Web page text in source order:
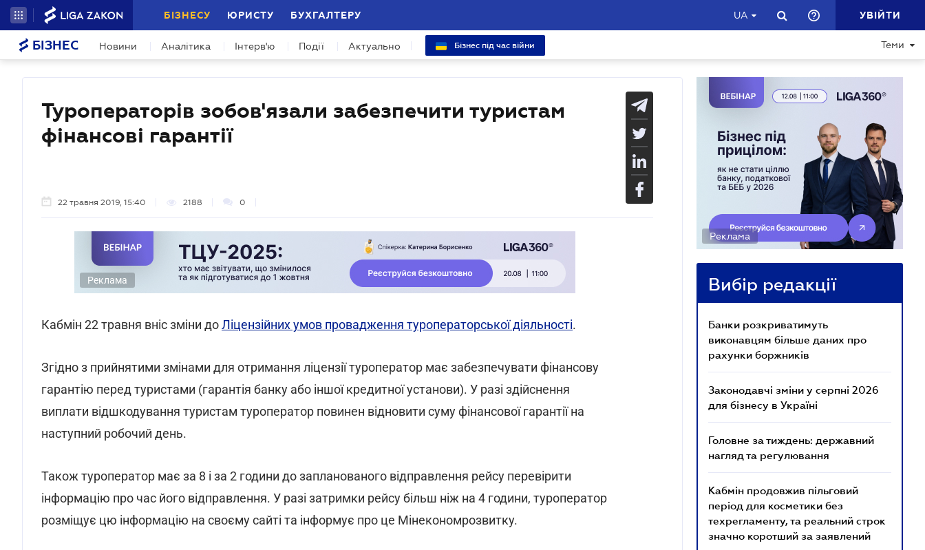
БІЗНЕСУ ЮРИСТУ БУХГАЛТЕРУ UA УВІЙТИ
БІЗНЕС Новини Аналітика Інтерв'ю Події Актуально Бізнес під час війни Теми
Туроператорів зобов'язали забезпечити туристам
фінансові гарантії
22 травня 2019, 15:40 2188 0
Реклама
Кабмін 22 травня вніс зміни доЛіцензійних умов провадження туроператорської діяльності.
Згідно з прийнятими змінами для отримання ліцензії туроператор має забезпечувати фінансову
гарантію перед туристами (гарантія банку або іншої кредитної установи). У разі здійснення
виплати відшкодування туристам туроператор повинен відновити суму фінансової гарантії на
наступний робочий день.
Також туроператор має за 8 і за 2 години до запланованого відправлення рейсу перевірити
інформацію про час його відправлення. У разі затримки рейсу більш ніж на 4 години, туроператор
розміщує цю інформацію на своєму сайті та інформує про це Мінекономрозвитку.
Реклама
Вибір редакції
Банки розкриватимуть
виконавцям більше даних про
рахунки боржників
Законодавчі зміни у серпні 2026
для бізнесу в Україні
Головне за тиждень: державний
нагляд та регулювання
Кабмін продовжив пільговий
період для косметики без
техрегламенту, та реальний строк
значно коротший за заявлений